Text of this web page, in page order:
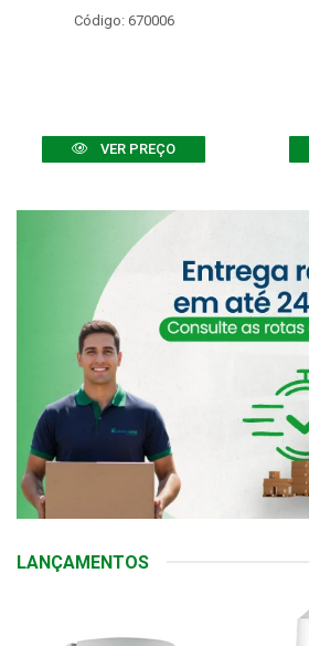
Código: 670006
VER PREÇO
LANÇAMENTOS